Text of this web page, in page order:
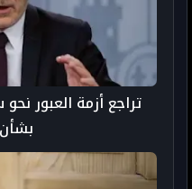
تراجع أزمة العبور